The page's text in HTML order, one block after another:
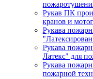
Рукав ПК
кранов и
Рукава
Рукава
Латекс" для
Рукава
пожарной